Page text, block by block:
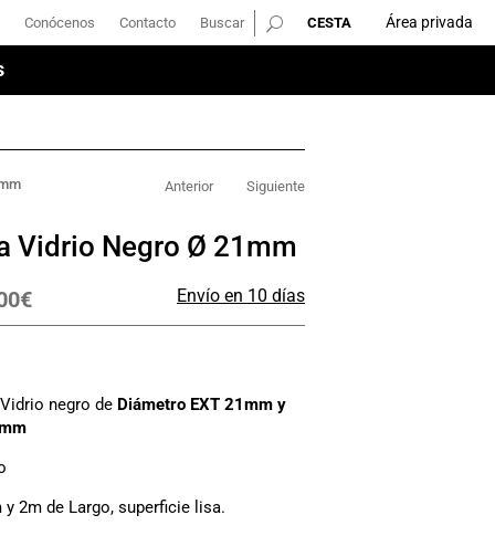
Conócenos Contacto Buscar Área privada
Conócenos Contacto Buscar Área privada
Anterior Siguiente
Vidrio Negro Ø 21mm
€ Envío en 10 días
negro de Diámetro EXT 21mm y
2m de Largo, superficie lisa.